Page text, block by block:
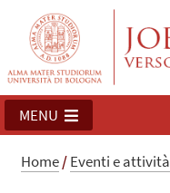
MENU
Home/Eventi e attività